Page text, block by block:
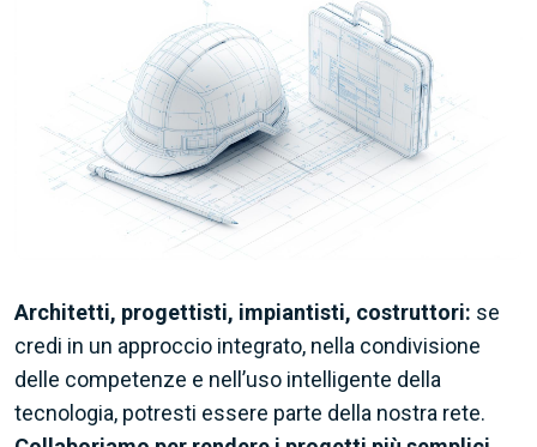
Architetti, progettisti, impiantisti, costruttori: se
credi in un approccio integrato, nella condivisione
delle competenze e nell’uso intelligente della
tecnologia, potresti essere parte della nostra rete.